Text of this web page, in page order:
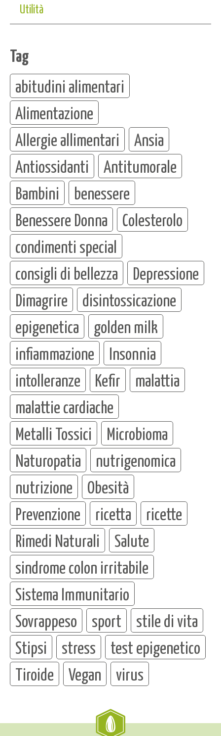
Utilità
Tag
abitudini alimentari
Alimentazione
Allergie allimentari
Ansia
Antiossidanti
Antitumorale
Bambini
benessere
Benessere Donna
Colesterolo
condimenti special
consigli di bellezza
Depressione
Dimagrire
disintossicazione
epigenetica
golden milk
infiammazione
Insonnia
intolleranze
Kefir
malattia
malattie cardiache
Metalli Tossici
Microbioma
Naturopatia
nutrigenomica
nutrizione
Obesità
Prevenzione
ricetta
ricette
Rimedi Naturali
Salute
sindrome colon irritabile
Sistema Immunitario
Sovrappeso
sport
stile di vita
Stipsi
stress
test epigenetico
Tiroide
Vegan virus